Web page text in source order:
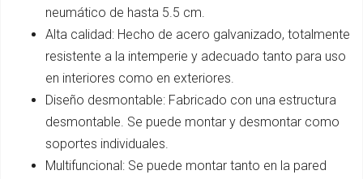
neumático de hasta 5.5 cm.
Alta calidad: Hecho de acero galvanizado, totalmente
resistente a la intemperie y adecuado tanto para uso
en interiores como en exteriores.
Diseño desmontable: Fabricado con una estructura
desmontable. Se puede montar y desmontar como
soportes individuales.
Multifuncional: Se puede montar tanto en la pared